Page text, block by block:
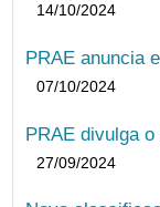
14/10/2024
PRAE anuncia
07/10/2024
PRAE divulga
27/09/2024